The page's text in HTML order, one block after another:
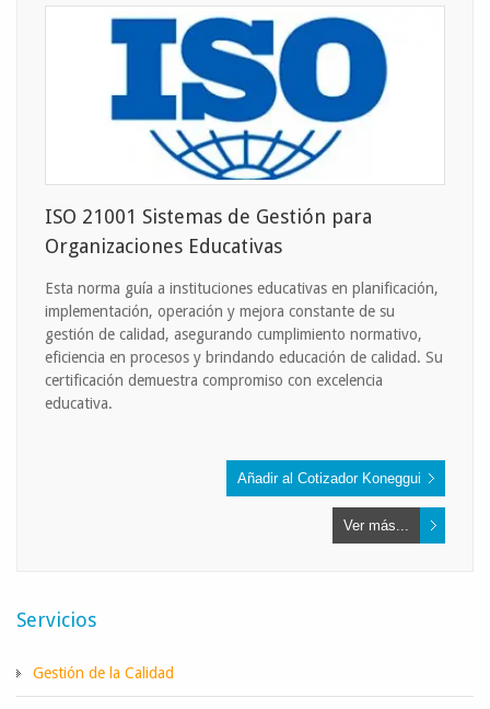
ISO 21001 Sistemas de Gestión para
Organizaciones Educativas
Esta norma guía a instituciones educativas en planificación,
implementación, operación y mejora constante de su
gestión de calidad, asegurando cumplimiento normativo,
eficiencia en procesos y brindando educación de calidad. Su
certificación demuestra compromiso con excelencia
educativa.
Ver más...
Servicios
Gestión de la Calidad